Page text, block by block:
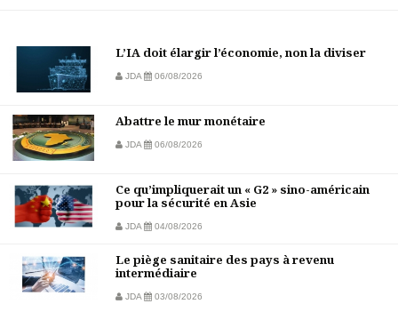
L’IA doit élargir l’économie, non la diviser
JDA 06/08/2026
Abattre le mur monétaire
JDA 06/08/2026
Ce qu’impliquerait un « G2 » sino-américain
pour la sécurité en Asie
JDA 04/08/2026
Le piège sanitaire des pays à revenu
intermédiaire
JDA 03/08/2026